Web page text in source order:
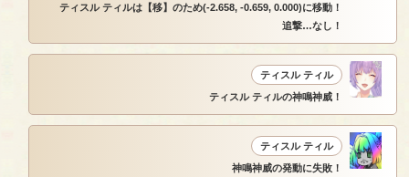
ティスル ティルは【移】のため(-2.658, -0.659, 0.000)に移動！
追撃…なし！
ティスル ティル
ティスル ティルの神鳴神威！
ティスル ティル
神鳴神威の発動に失敗！